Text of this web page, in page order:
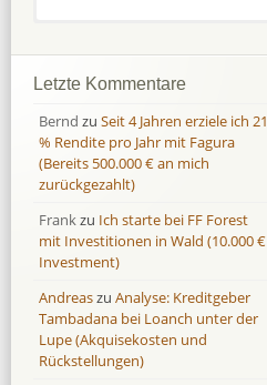
Bondora
Finbee
43,2%
Finbee (CZK)
0,0 %
HeavyFinance
IUVO Group
-32,2 %
Lenndy
-314,6 %
Moncera
8,0 %
Monestro
9,1 %
Neo Finance
Bondora
Finbee
35,2%
Finbee (CZK)
0,0 %
HeavyFinance
IUVO Group
-55,0 %
Lenndy
146,5 %
Moncera
11,1 %
Monestro
>1000%
Neo Finance
Letzte Kommentare
Bernd zu Seit 4 Jahren erziele ich 21
% Rendite pro Jahr mit Fagura
(Bereits 500.000 € an mich
zurückgezahlt)
Frankzu Ich starte bei FF Forest
mit Investitionen in Wald (10.000 €
Investment)
Andreaszu Analyse: Kreditgeber
Tambadana bei Loanch unter der
Lupe (Akquisekosten und
Rückstellungen)